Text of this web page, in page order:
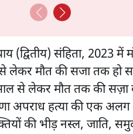
(द्वितीय) संहिता, 2023 में
से लेकर मौत की सजा तक
लेकर मौत तक की सज़ा का
अपराध हत्या की एक अलग
की भीड़ नस्ल, जाति,